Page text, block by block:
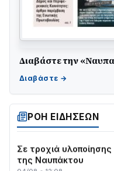
Διαβάστε την
ΡΟΗ ΕΙΔΗΣΕΩΝ
ΤΟ ΠΑΡΤΥ
05/08 • 08:41
Στο σκοτάδι μεγάλο
04/08 • 19:47
της Ναυπάκτου
04/08 • 12:08